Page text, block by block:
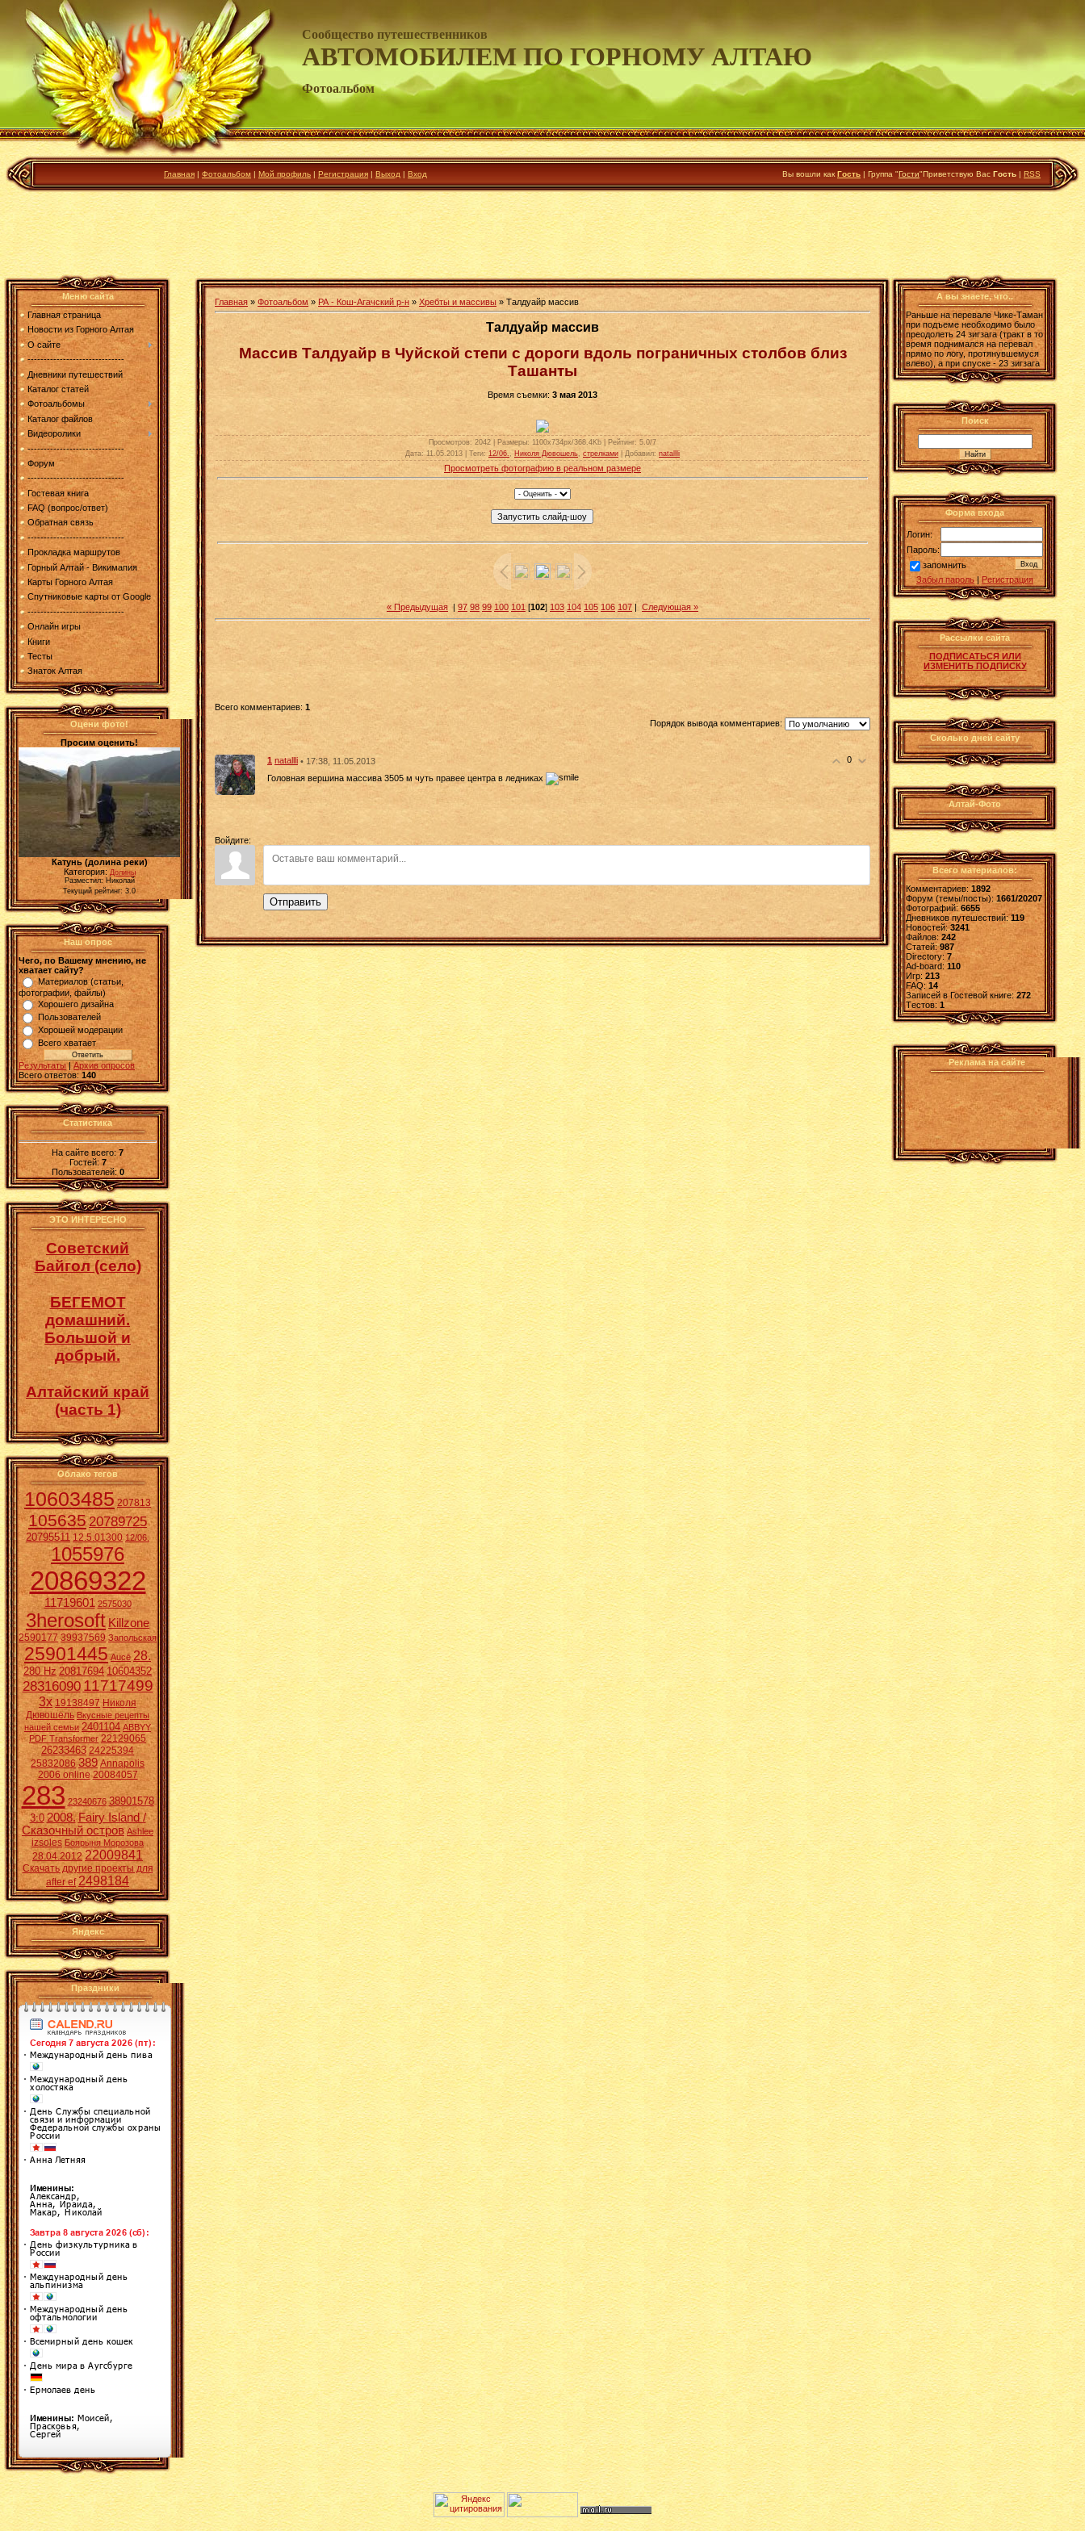
Сообщество путешественников
АВТОМОБИЛЕМ ПО ГОРНОМУ АЛТАЮ
Фотоальбом
Главная | Фотоальбом | Мой профиль | Регистрация | Выход | Вход Вы вошли как Гость | Группа "Гости"Приветствую Вас Гость | RSS
Меню сайта
Главная страница
Новости из Горного Алтая
О сайте
------------------------------
Дневники путешествий
Каталог статей
Фотоальбомы
Каталог файлов
Видеоролики
------------------------------
Форум
------------------------------
Гостевая книга
FAQ (вопрос/ответ)
Обратная связь
------------------------------
Прокладка маршрутов
Горный Алтай - Викимапия
Карты Горного Алтая
Спутниковые карты от Google
------------------------------
Онлайн игры
Книги
Тесты
Знаток Алтая
Оцени фото!
Просим оценить!
Катунь (долина реки)
Категория: Долины
Разместил: Николай
Текущий рейтинг: 3.0
Наш опрос
Чего, по Вашему мнению, не
хватает сайту?
Материалов (статьи,
фотографии, файлы)
Хорошего дизайна
Пользователей
Хорошей модерации
Всего хватает
Результаты|Архив опросов
Всего ответов: 140
Статистика
На сайте всего:7
Гостей:7
Пользователей: 0
ЭТО ИНТЕРЕСНО
Советский
Байгол (село)
БЕГЕМОТ
домашний.
Большой и
добрый.
Алтайский край
(часть 1)
Облако тегов
10603485 207813
10563520789725
20795511 12.5.01300 12/06.
1055976
20869322
11719601 2575030
3herosoft Killzone
2590177 39937569 Запольская
25901445 Aucē 28.
280 Hz 20817694 10604352
2831609011717499
3x 19138497 Николя
Дювошель Вкусные рецепты
нашей семьи 2401104 ABBYY
PDF Transformer 22129065
26233463 24225394
25832086 389 Annapolis
2006 online 20084057
283 23240676 38901578
3:0 2008. Fairy Island /
Сказочный остров Ashlee
izsoles Боярыня Морозова
28.04.2012 22009841
Скачать другие проекты для
after ef 2498184
Яндекс
Праздники
Главная » Фотоальбом» РА - Кош-Агачский р-н » Хребты и массивы » Талдуайр массив
Талдуайр массив
Массив Талдуайр в Чуйской степи с дороги вдоль пограничных столбов близ
Ташанты
Время съемки: 3 мая 2013
Просмотров: 2042 | Размеры: 1100x734px/368.4Kb | Рейтинг: 5.0/7
Дата: 11.05.2013 | Теги: 12/06. Николя Дювошель стрелками Добавил: natallli
Просмотреть фотографию в реальном размере
« Предыдущая | 97 98 99 100 101 [102] 103 104 105 106 107 | Следующая »
Всего комментариев: 1
Порядок вывода комментариев:
0
1 natallli • 17:38, 11.05.2013
Головная вершина массива 3505 м чуть правее центра в ледниках
Войдите:
Отправить
А вы знаете, что..
Раньше на перевале Чике-Таман
при подъеме необходимо было
преодолеть 24 зигзага (тракт в то
время поднимался на перевал
прямо по логу, протянувшемуся
влево), а при спуске - 23 зигзага
Поиск
Форма входа
Логин:
Пароль:
запомнить
Забыл пароль | Регистрация
Рассылки сайта
ПОДПИСАТЬСЯ ИЛИ
ИЗМЕНИТЬ ПОДПИСКУ
Сколько дней сайту
Алтай-Фото
Всего материалов:
Комментариев: 1892
Форум (темы/посты):1661/20207
Фотографий:6655
Дневников путешествий:119
Новостей:3241
Файлов: 242
Статей:987
Directory: 7
Ad-board:110
Игр: 213
FAQ:14
Записей в Гостевой книге:272
Tестов: 1
Реклама на сайте